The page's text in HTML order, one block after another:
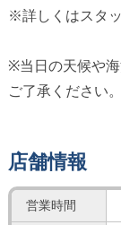
※詳しくはスタ
※当日の天候や
ご了承ください。
店舗情報
営業時間